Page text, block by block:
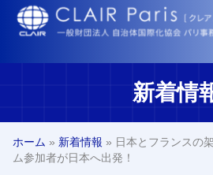
新着情
ホーム » 新着情報 » 日本とフランスの
ム参加者が日本へ出発！